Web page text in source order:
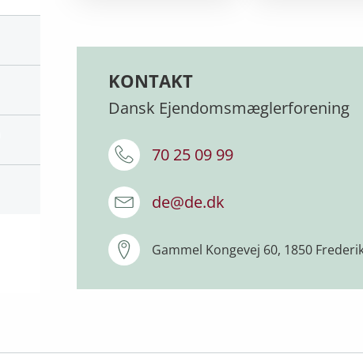
KONTAKT
Dansk Ejendomsmæglerforening
70 25 09 99
de@de.dk
Gammel Kongevej 60, 1850